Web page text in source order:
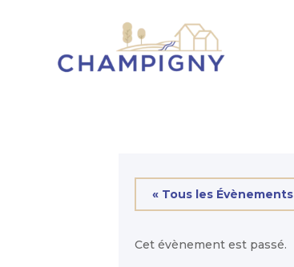
« Tous les Évènements
Cet évènement est passé.